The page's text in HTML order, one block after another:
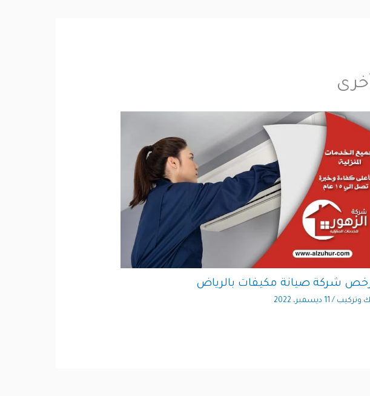
شركة صيانة مكيفات بالرياض
وتركيب / 11 ديسمبر، 2022